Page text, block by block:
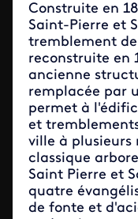
Construite en
Saint-Pierre et
tremblement
reconstruite en
ancienne
remplacée par
permet à
et
ville à plusieurs
classique
Saint Pierre et
quatre
de fonte et